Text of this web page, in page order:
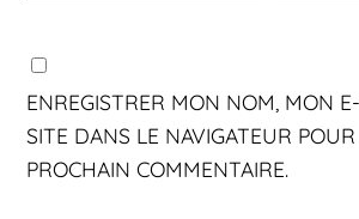
ENREGISTRER MON NOM, MON
SITE DANS LE NAVIGATEUR
PROCHAIN COMMENTAIRE.